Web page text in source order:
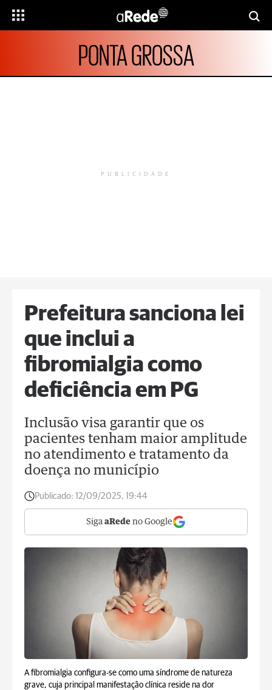
PONTA GROSSA
PUBLICIDADE
Prefeitura sanciona lei
que inclui a
fibromialgia como
deficiência em PG
Inclusão visa garantir que os
pacientes tenham maior amplitude
no atendimento e tratamento da
doença no município
Publicado: 12/09/2025, 19:44
Siga aRede no Google
A fibromialgia configura-se como uma síndrome de natureza
grave, cuja principal manifestação clínica reside na dor